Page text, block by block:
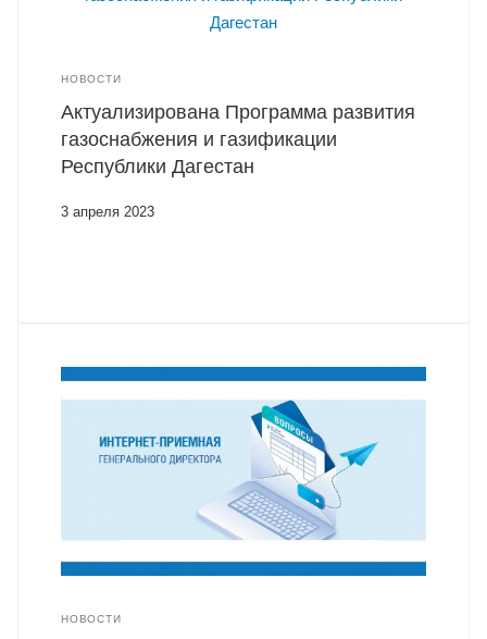
НОВОСТИ
Актуализирована Программа развития
газоснабжения и газификации
Республики Дагестан
3 апреля 2023
НОВОСТИ